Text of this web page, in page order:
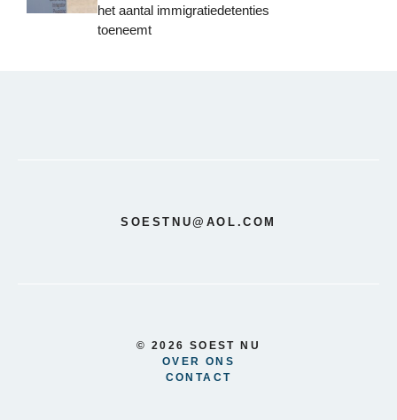
het aantal immigratiedetenties
toeneemt
SOESTNU@AOL.COM
© 2026 SOEST NU
OVER ONS
CONTACT